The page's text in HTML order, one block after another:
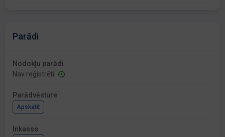
Parādi
Nodokļu parādi
Nav reģistrēti
Parādvēsture
Apskatīt
Inkasso